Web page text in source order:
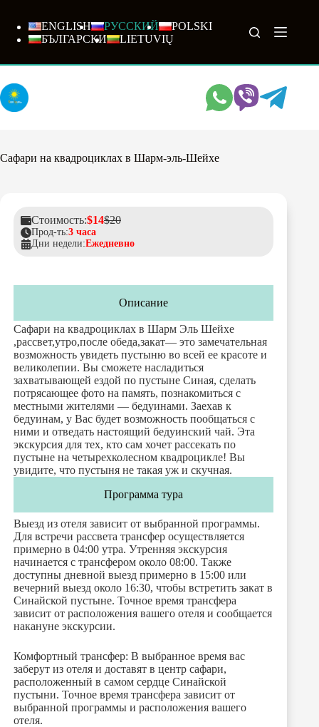
сути
ENGLISH РУССКИЙ
POLSKI
БЪЛГАРСКИ
LIETUVIŲ
Сафари на квадроциклах в Шарм-эль-Шейхе
Стоимость:$14$20
Прод-ть:3 часа
Дни недели:Ежедневно
Описание
Сафари на квадроциклах в Шарм Эль Шейхе
,рассвет,утро,после обеда,закат— это замечательная
возможность увидеть пустыню во всей ее красоте и
великолепии. Вы сможете насладиться
захватывающей ездой по пустыне Синая, сделать
потрясающее фото на память, познакомиться с
местными жителями — бедуинами. Заехав к
бедуинам, у Вас будет возможность пообщаться с
ними и отведать настоящий бедуинский чай. Эта
экскурсия для тех, кто сам хочет рассекать по
пустыне на четырехколесном квадроцикле! Вы
увидите, что пустыня не такая уж и скучная.
Программа тура
Выезд из отеля зависит от выбранной программы.
Для встречи рассвета трансфер осуществляется
примерно в 04:00 утра. Утренняя экскурсия
начинается с трансфером около 08:00. Также
доступны дневной выезд примерно в 15:00 или
вечерний выезд около 16:30, чтобы встретить закат в
Синайской пустыне. Точное время трансфера
зависит от расположения вашего отеля и сообщается
накануне экскурсии.
Комфортный трансфер: В выбранное время вас
заберут из отеля и доставят в центр сафари,
расположенный в самом сердце Синайской
пустыни. Точное время трансфера зависит от
выбранной программы и расположения вашего
отеля.